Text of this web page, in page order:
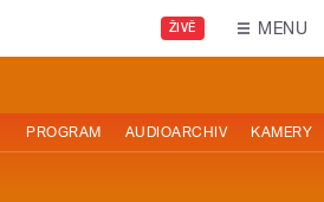
ŽIVĚ MENU
PROGRAM AUDIOARCHIV KAMERY